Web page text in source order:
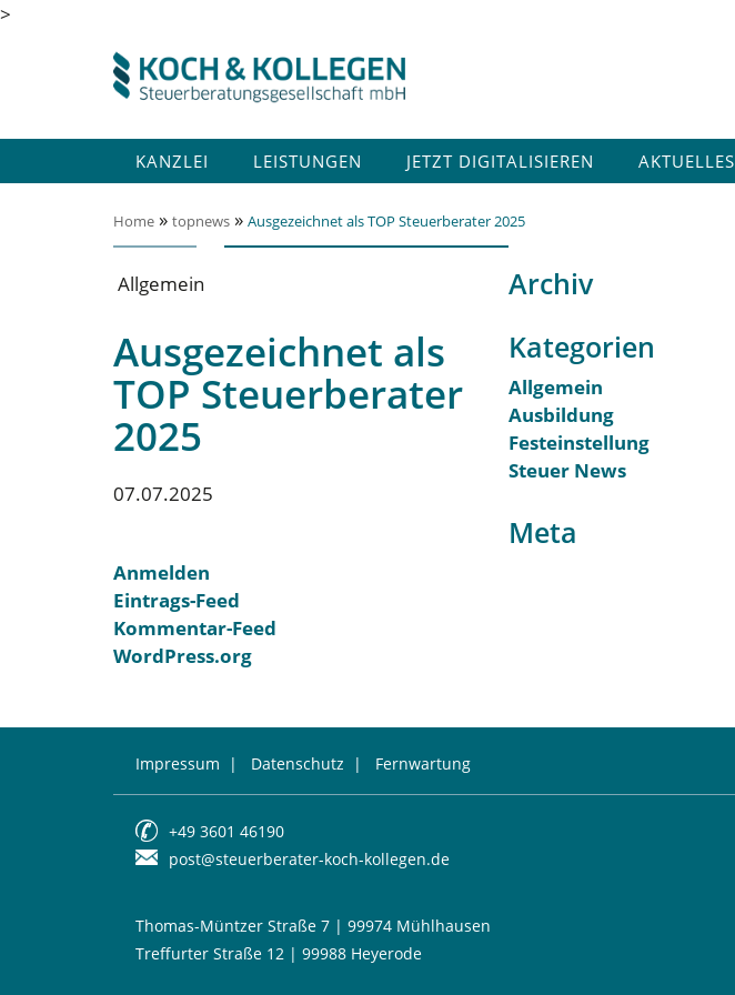
>
KANZLEI LEISTUNGEN JETZT DIGITALISIEREN AKTUELLES
Home » topnews » Ausgezeichnet als TOP Steuerberater 2025
Allgemein
Ausgezeichnet als
TOP Steuerberater
2025
07.07.2025
Archiv
Kategorien
Allgemein
Ausbildung
Festeinstellung
Steuer News
Meta
Anmelden
Eintrags-Feed
Kommentar-Feed
WordPress.org
Impressum | Datenschutz | Fernwartung
+49 3601 46190
post@steuerberater-koch-kollegen.de
Thomas-Müntzer Straße 7 | 99974 Mühlhausen
Treffurter Straße 12 | 99988 Heyerode